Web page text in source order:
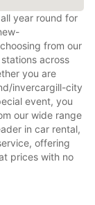
year round for
from our
across
you are
invercargill-city
event, you
our wide range
in car rental,
offering
prices with no